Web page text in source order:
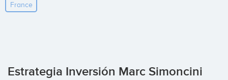
France
Estrategia Inversión Marc Simoncini